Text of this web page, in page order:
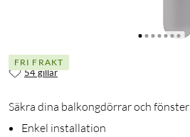
FRI FRAKT
54 gillar
Säkra dina balkongdörrar och fönster
Enkel installation